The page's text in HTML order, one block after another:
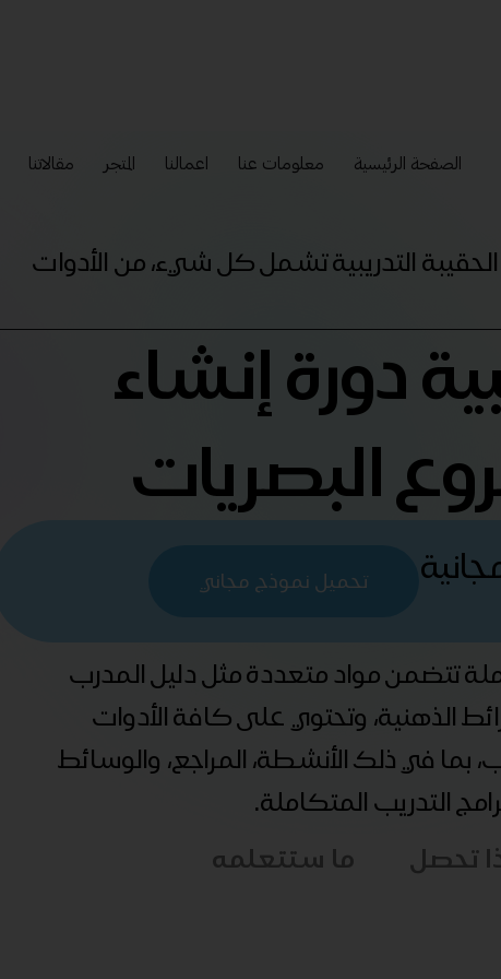
الصفحة الرئيسية معلومات عنا اعمالنا المتجر مقالاتنا
التدريبية تشمل كل شيء، من الأدوات
دورة إنشاء
البصريات
تحميل نموذج مجاني
تتضمن مواد متعددة مثل دليل المدرب
الذهنية، وتحتوي على كافة الأدوات
بما في ذلك الأنشطة، المراجع، والوسائط
التدريب المتكاملة.
تحصل ما ستتعلمه